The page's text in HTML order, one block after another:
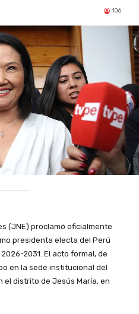
106
(JNE) proclamó oficialmente
presidenta electa del Perú
2031. El acto formal, de
en la sede institucional del
el distrito de Jesús María, en